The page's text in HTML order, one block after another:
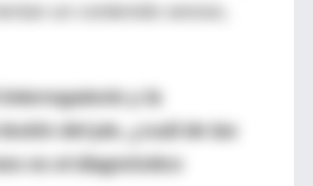
un contenido seroso,
y la
del pie, ¿cuál de las
es el diagnóstico